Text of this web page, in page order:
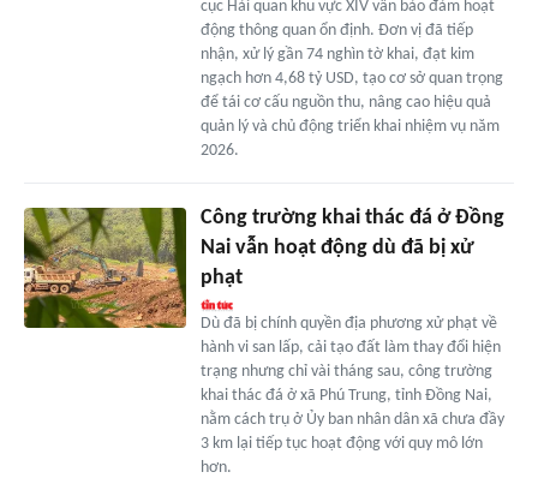
cục Hải quan khu vực XIV vẫn bảo đảm hoạt
động thông quan ổn định. Đơn vị đã tiếp
nhận, xử lý gần 74 nghìn tờ khai, đạt kim
ngạch hơn 4,68 tỷ USD, tạo cơ sở quan trọng
để tái cơ cấu nguồn thu, nâng cao hiệu quả
quản lý và chủ động triển khai nhiệm vụ năm
2026.
Công trường khai thác đá ở Đồng
Nai vẫn hoạt động dù đã bị xử
phạt
Dù đã bị chính quyền địa phương xử phạt về
hành vi san lấp, cải tạo đất làm thay đổi hiện
trạng nhưng chỉ vài tháng sau, công trường
khai thác đá ở xã Phú Trung, tỉnh Đồng Nai,
nằm cách trụ ở Ủy ban nhân dân xã chưa đầy
3 km lại tiếp tục hoạt động với quy mô lớn
hơn.